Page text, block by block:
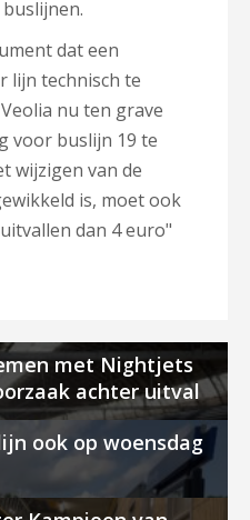
dat een
lijn technisch te
nu ten grave
voor buslijn 19 te
wijzigen van de
is, moet ook
dan 4 euro"
met Nightjets
achter uitval
ook op woensdag